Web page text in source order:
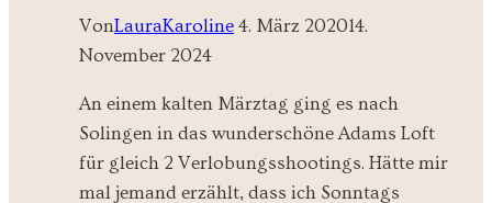
VonLauraKaroline 4. März 202014.
November 2024
An einem kalten Märztag ging es nach
Solingen in das wunderschöne Adams Loft
für gleich 2 Verlobungsshootings. Hätte mir
mal jemand erzählt, dass ich Sonntags